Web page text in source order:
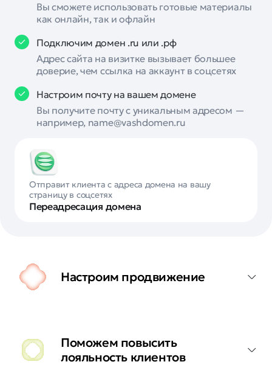
Вы сможете использовать готовые материалы
как онлайн, так и офлайн
Подключим домен .ru или .рф
Адрес сайта на визитке вызывает большее
доверие, чем ссылка на аккаунт в соцсетях
Настроим почту на вашем домене
Вы получите почту с уникальным адресом —
например, name@vashdomen.ru
Отправит клиента с адреса домена на вашу
страницу в соцсетях
Переадресация домена
Настроим продвижение
Поможем повысить
лояльность клиентов